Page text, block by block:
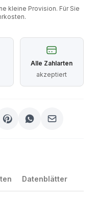
kleine Provision. Für Sie
Alle Zahlarten
akzeptiert
Datenblätter